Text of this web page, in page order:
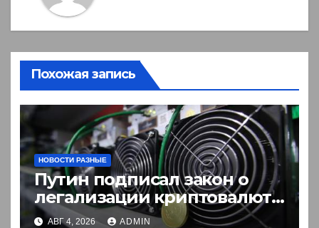
Похожая запись
НОВОСТИ РАЗНЫЕ
Путин подписал закон о
легализации криптовалют
в России. Что нужно знать
АВГ 4, 2026 ADMIN